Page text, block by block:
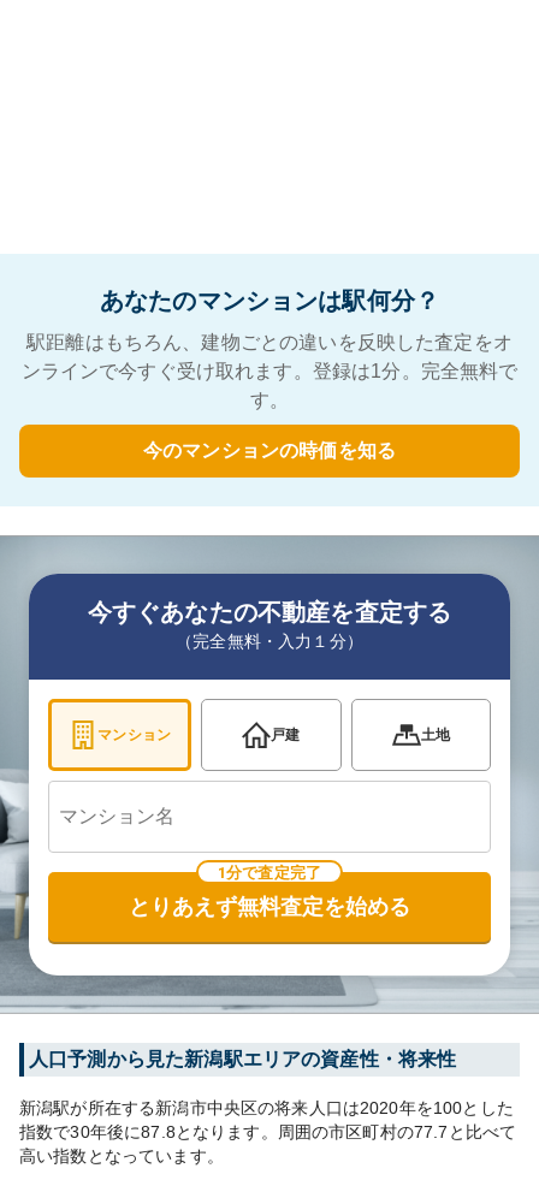
あなたのマンションは駅何分？
駅距離はもちろん、建物ごとの違いを反映した査定をオ
ンラインで今すぐ受け取れます。登録は1分。完全無料で
す。
今のマンションの時価を知る
今すぐあなたの不動産を査定する
（完全無料・入力１分）
マンション 戸建 土地
1分で査定完了
とりあえず無料査定を始める
人口予測から見た新潟駅エリアの資産性・将来性
新潟駅が所在する新潟市中央区の将来人口は2020年を100とした
指数で30年後に87.8となります。 周囲の市区町村の77.7 と比べて
高い指数となっています。